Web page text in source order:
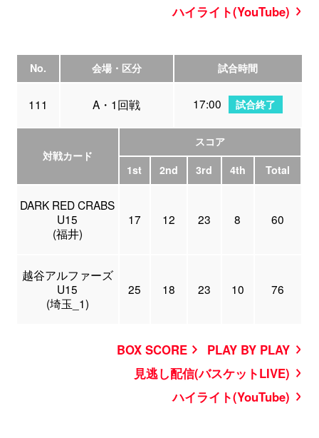
ハイライト(YouTube)
No. 会場・区分 試合時間
111 A・1回戦 17:00 試合終了
対戦カード
スコア
1st
2nd 3rd 4th Total
DARK RED CRABS
U15
(福井)
17 12 23 8 60
越谷アルファーズ
U15
(埼玉_1)
25 18 23 10 76
BOX SCORE
PLAY BY PLAY
見逃し配信(バスケットLIVE)
ハイライト(YouTube)